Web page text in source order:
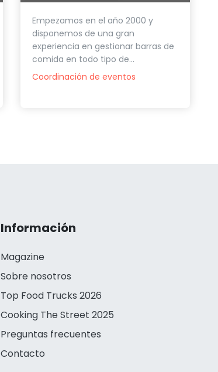
Empezamos en el año 2000 y
disponemos de una gran
experiencia en gestionar barras de
comida en todo tipo de...
Coordinación de eventos
Información
Magazine
Sobre nosotros
Top Food Trucks 2026
Cooking The Street 2025
Preguntas frecuentes
Contacto